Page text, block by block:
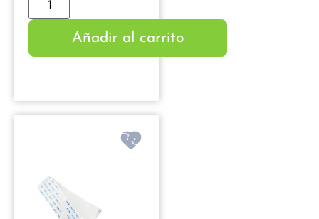
Añadir al carrito